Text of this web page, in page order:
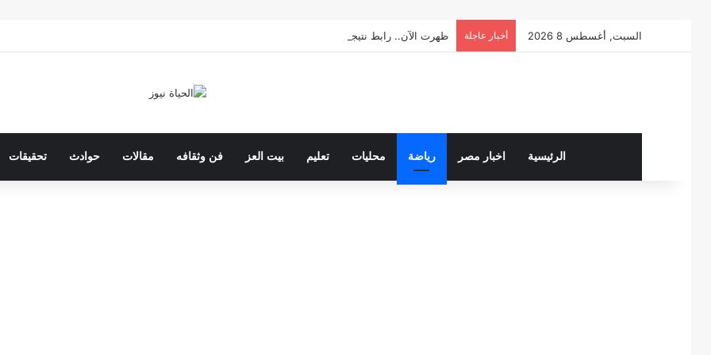
السبت, أغسطس 8 2026 أخبار عاجلة ظهرت الآن.. رابط نتيجة الصف الخامس الابتدائي بالقاهرة 2026 بالرقم القومي
الرئيسية اخبار مصر رياضة محليات تعليم بيت العز فن وثقافه مقالات حوادث تحقيقات